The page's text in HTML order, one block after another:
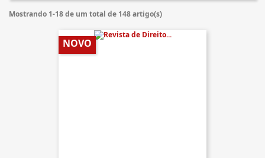
Mostrando 1-18 de um total de 148 artigo(s)
NOVO